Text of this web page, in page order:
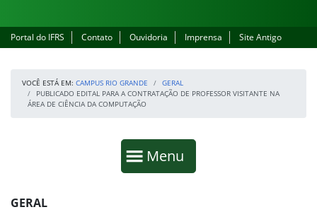
Portal do IFRS Contato Ouvidoria Imprensa Site Antigo
VOCÊ ESTÁ EM: CAMPUS RIO GRANDE
GERAL
PUBLICADO EDITAL PARA A CONTRATAÇÃO DE PROFESSOR VISITANTE NA
ÁREA DE CIÊNCIA DA COMPUTAÇÃO
Mostrar
Menu
Fim da navegação
Início do conteúdo
GERAL